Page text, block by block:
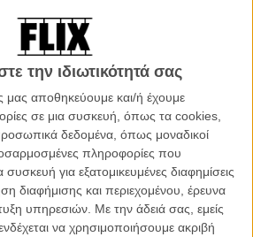
την ιδιωτικότητά σας
μας αποθηκεύουμε και/ή έχουμε
σε μια συσκευή, όπως τα cookies,
δεδομένα, όπως μοναδικοί
πληροφορίες που
για εξατομικευμένες διαφημίσεις
διαφήμισης και περιεχομένου, έρευνα
υπηρεσιών. Με την άδειά σας, εμείς
να χρησιμοποιήσουμε ακριβή
και την συντροφιά ζουν πεισματικά το
δικό τους, κρυμμένο κόσμο.
και ποια η αρχική ιδέα για το
η γραφικότητα που πρωτοαντικρίσαμε
οι γκροτέσκ συμπεριφορές των θαμώνων
το παιχνίδι. Όμως η πραγματική πρώτη
μαζί τους, όντας κι οι ίδιοι
το τράβηγμα της κουρτίνας κι η ανακάλυψη
ηρώων πίσω απ’ τους τύπους.